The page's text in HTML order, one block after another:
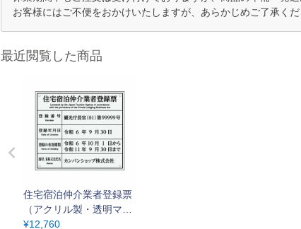
お客様にはご不便をおかけいたしますが、あらかじめご了承く
最近閲覧した商品
住宅宿泊仲介業者登録票
（アクリル製・透明マッ
ト）法令規定サイズ 全面
¥12,760